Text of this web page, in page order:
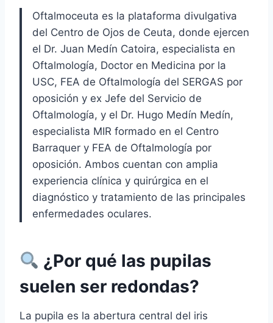
Oftalmoceuta es la plataforma divulgativa
del Centro de Ojos de Ceuta, donde ejercen
el Dr. Juan Medín Catoira, especialista en
Oftalmología, Doctor en Medicina por la
USC, FEA de Oftalmología del SERGAS por
oposición y ex Jefe del Servicio de
Oftalmología, y el Dr. Hugo Medín Medín,
especialista MIR formado en el Centro
Barraquer y FEA de Oftalmología por
oposición. Ambos cuentan con amplia
experiencia clínica y quirúrgica en el
diagnóstico y tratamiento de las principales
enfermedades oculares.
¿Por qué las pupilas
suelen ser redondas?
La pupila es la abertura central del iris